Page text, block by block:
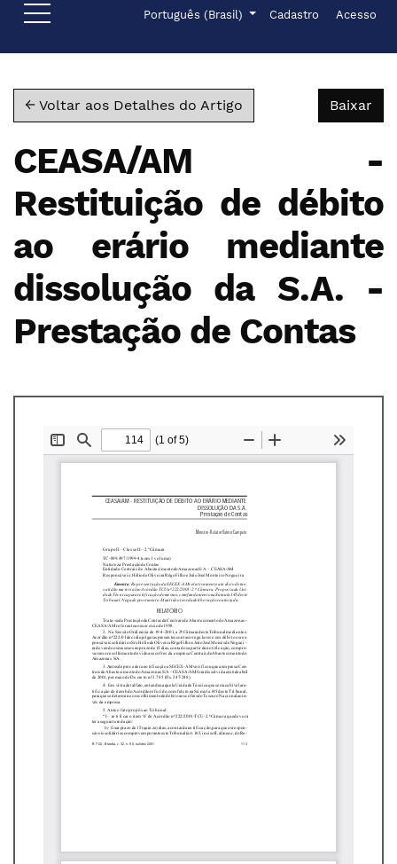
Ir para o menu de navegação principal
Ir para o conteúdo principal
Ir para o rodapé Idioma
Português (Brasil)
Menu de Cadastro Acesso
← Voltar aos Detalhes do Artigo Baixar
CEASA/AM -
Restituição de débito
ao erário mediante
dissolução da S.A. -
Prestação de Contas